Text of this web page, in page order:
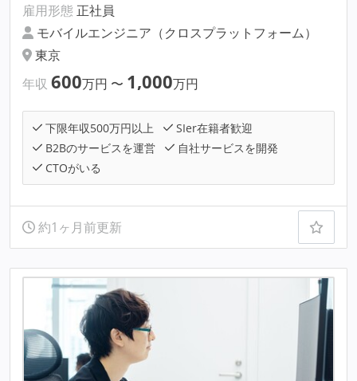
雇用形態 正社員
モバイルエンジニア（クロスプラットフォーム）
東京
年収 600万円 〜 1,000万円
下限年収500万円以上
SIer在籍者歓迎
B2Bのサービスを運営
自社サービスを開発
CTOがいる
約1ヶ月前更新